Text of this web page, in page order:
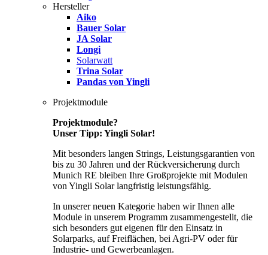
Hersteller
Aiko
Bauer Solar
JA Solar
Longi
Solarwatt
Trina Solar
Pandas von Yingli
Projektmodule
Projektmodule?
Unser Tipp: Yingli Solar!
Mit besonders langen Strings, Leistungsgarantien von
bis zu 30 Jahren und der Rückversicherung durch
Munich RE bleiben Ihre Großprojekte mit Modulen
von Yingli Solar langfristig leistungsfähig.
In unserer neuen Kategorie haben wir Ihnen alle
Module in unserem Programm zusammengestellt, die
sich besonders gut eigenen für den Einsatz in
Solarparks, auf Freiflächen, bei Agri-PV oder für
Industrie- und Gewerbeanlagen.